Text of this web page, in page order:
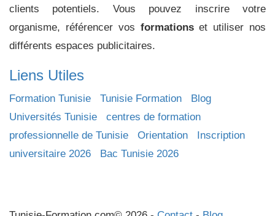
clients potentiels. Vous pouvez inscrire votre
organisme, référencer vos formationset utiliser nos
différents espaces publicitaires.
Liens Utiles
Formation Tunisie Tunisie Formation
Blog
Universités Tunisie
centres de formation
professionnelle de Tunisie
Orientation
Inscription
universitaire 2026
Bac Tunisie 2026